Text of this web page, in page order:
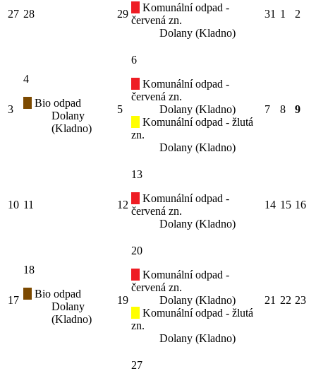
27 28 29
Komunální odpad -
červená zn.
Dolany (Kladno)
31 1 2
3
4
Bio odpad
Dolany
(Kladno)
5
6
Komunální odpad -
červená zn.
Dolany (Kladno)
Komunální odpad - žlutá
zn.
Dolany (Kladno)
7 8 9
10 11 12
13
Komunální odpad -
červená zn.
Dolany (Kladno)
14 15 16
17
18
Bio odpad
Dolany
(Kladno)
19
20
Komunální odpad -
červená zn.
Dolany (Kladno)
Komunální odpad - žlutá
zn.
Dolany (Kladno)
21 22 23
27